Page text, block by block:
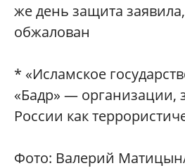
же день защита
обжалован
* «Исламское
«Бадр» — организации,
России как
Фото: Валерий